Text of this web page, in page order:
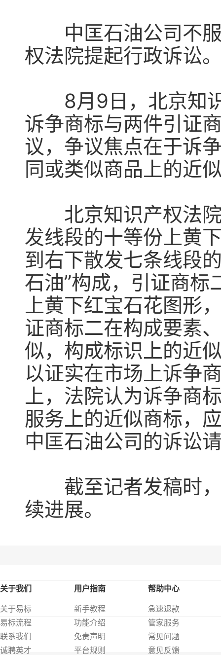
中匡石油公司不服
权法院提起行政诉讼
8月9日，北京知识
诉争商标与两件引证
议，争议焦点在于诉
同或类似商品上的近
北京知识产权法院
发线段的十等份上黄
到右下散发七条线段
石油”构成，引证商
上黄下红宝石花图形
证商标二在构成要素
似，构成标识上的近
以证实在市场上诉争
上，法院认为诉争商
服务上的近似商标，
中匡石油公司的诉讼
截至记者发稿时，
续进展。
关于我们
关于易标
易标流程
联系我们
诚聘英才
用户指南
新手教程
功能介绍
免责声明
平台规则
帮助中心
急速退款
管家服务
常见问题
意见反馈